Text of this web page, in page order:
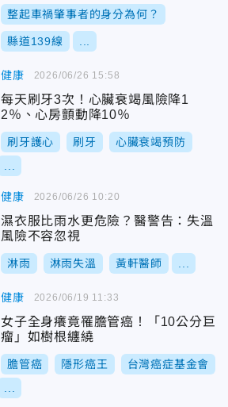
整起車禍肇事者的身分為何？
縣道139線
健康
每天刷牙3次！心臟衰竭風險降1
2％、心房顫動降10％
刷牙護心 刷牙 心臟衰竭預防
2026/06/26 15:58
健康
濕衣服比雨水更危險？醫警告：失溫
風險不容忽視
淋雨 淋雨失溫 黃軒醫師
2026/06/26 10:20
健康
女子全身癢竟罹膽管癌！「10公分巨
瘤」如樹根纏繞
膽管癌 隱形癌王 台灣癌症基金會
2026/06/19 11:33